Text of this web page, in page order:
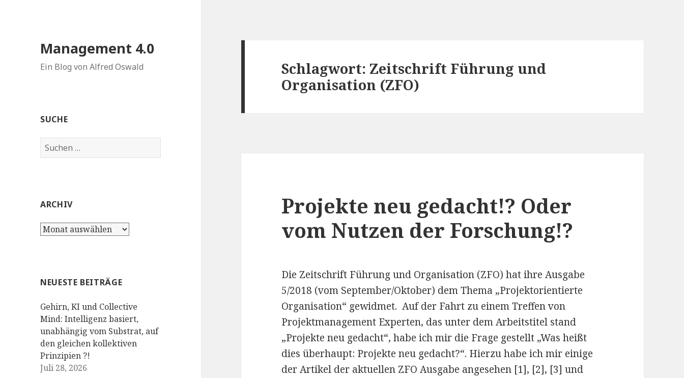
Management 4.0
Ein Blog von Alfred Oswald
SUCHE
Suchen
nach:
ARCHIV
Archiv
NEUESTE BEITRÄGE
Gehirn, KI und Collective
Mind: Intelligenz basiert,
unabhängig vom Substrat, auf
den gleichen kollektiven
Prinzipien ?!
Juli 28, 2026
Schlagwort: Zeitschrift Führung und
Organisation (ZFO)
Projekte neu gedacht!? Oder
vom Nutzen der Forschung!?
Die Zeitschrift Führung und Organisation (ZFO) hat ihre Ausgabe
5/2018 (vom September/Oktober) dem Thema „Projektorientierte
Organisation“ gewidmet. Auf der Fahrt zu einem Treffen von
Projektmanagement Experten, das unter dem Arbeitstitel stand
„Projekte neu gedacht“, habe ich mir die Frage gestellt „Was heißt
dies überhaupt: Projekte neu gedacht?“. Hierzu habe ich mir einige
der Artikel der aktuellen ZFO Ausgabe angesehen [1], [2], [3] und